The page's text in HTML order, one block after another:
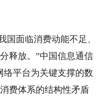
面临消费动能不足、
释放。”中国信息通信
络平台为关键支撑的数
费体系的结构性矛盾